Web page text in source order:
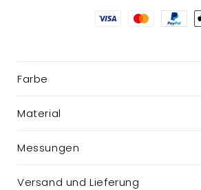
Dekoration
Farbe
Material
Messungen
Versand und Lieferung